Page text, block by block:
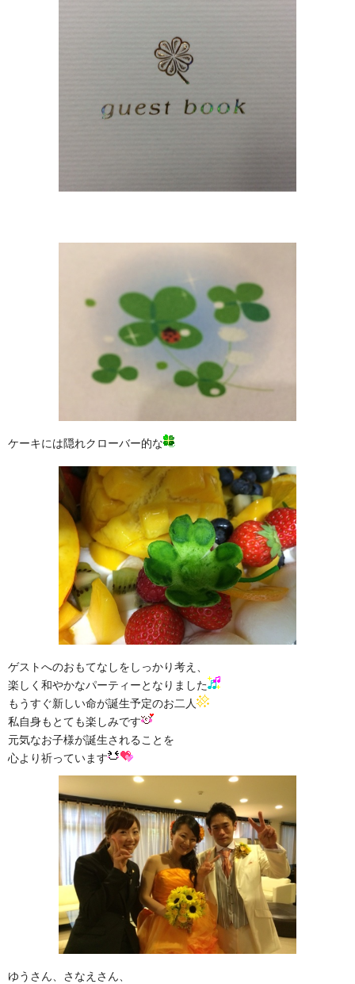
ケーキには隠れクローバー的な
ゲストへのおもてなしをしっかり考え、
楽しく和やかなパーティーとなりました
もうすぐ新しい命が誕生予定のお二人
私自身もとても楽しみです
元気なお子様が誕生されることを
心より祈っています
ゆうさん、さなえさん、